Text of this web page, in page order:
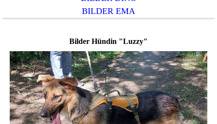
BILDER EMA
Bilder Hündin "Luzzy"